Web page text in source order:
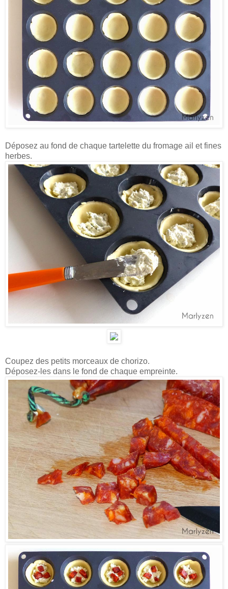
Déposez au fond de chaque tartelette du fromage ail et fines
herbes.
Coupez des petits morceaux de chorizo.
Déposez-les dans le fond de chaque empreinte.